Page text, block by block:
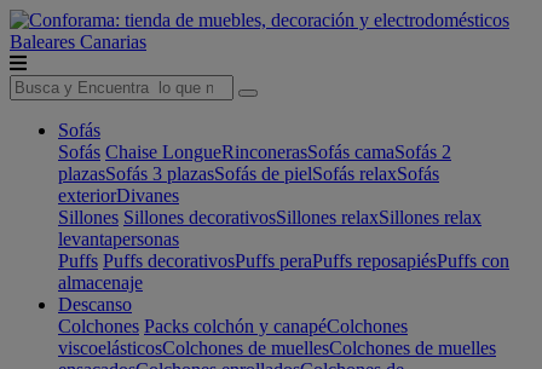
Baleares Canarias
Sofás
Sofás Chaise LongueRinconerasSofás camaSofás 2
plazasSofás 3 plazasSofás de pielSofás relaxSofás
exteriorDivanes
Sillones Sillones decorativosSillones relaxSillones relax
levantapersonas
Puffs Puffs decorativosPuffs peraPuffs reposapiésPuffs con
almacenaje
Descanso
Colchones Packs colchón y canapéColchones
viscoelásticosColchones de muellesColchones de muelles